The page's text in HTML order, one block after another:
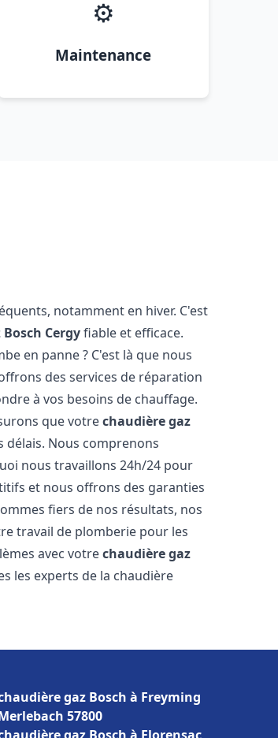
⚙️
Maintenance
notamment en hiver. C'est
Cergyfiable et efficace.
en panne ? C'est là que nous
des services de réparation
à vos besoins de chauffage.
que votrechaudière gaz
délais. Nous comprenons
nous travaillons 24h/24 pour
et nous offrons des garanties
fiers de nos résultats, nos
travail de plomberie pour les
avec votrechaudière gaz
les experts de la chaudière
gaz Bosch à Freyming
57800